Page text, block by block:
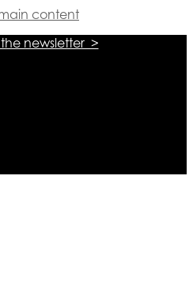
content
newsletter >